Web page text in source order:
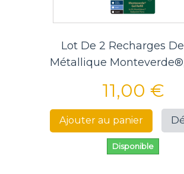
Lot De 2 Recharges De
Métallique Monteverde®,
11,00 €
Ajouter au panier
Disponible